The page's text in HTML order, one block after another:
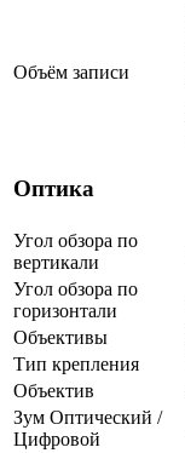
Объём записи
Оптика
Угол обзора по
вертикали
Угол обзора по
горизонтали
Объективы
Тип крепления
Объектив
Зум Оптический /
Цифровой